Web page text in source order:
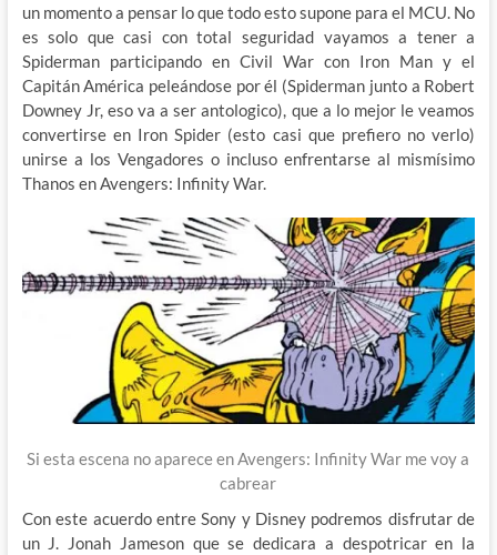
un momento a pensar lo que todo esto supone para el MCU. No
es solo que casi con total seguridad vayamos a tener a
Spiderman participando en Civil War con Iron Man y el
Capitán América peleándose por él (Spiderman junto a Robert
Downey Jr, eso va a ser antologico), que a lo mejor le veamos
convertirse en Iron Spider (esto casi que prefiero no verlo)
unirse a los Vengadores o incluso enfrentarse al mismísimo
Thanos en Avengers: Infinity War.
Si esta escena no aparece en Avengers: Infinity War me voy a
cabrear
Con este acuerdo entre Sony y Disney podremos disfrutar de
un J. Jonah Jameson que se dedicara a despotricar en la